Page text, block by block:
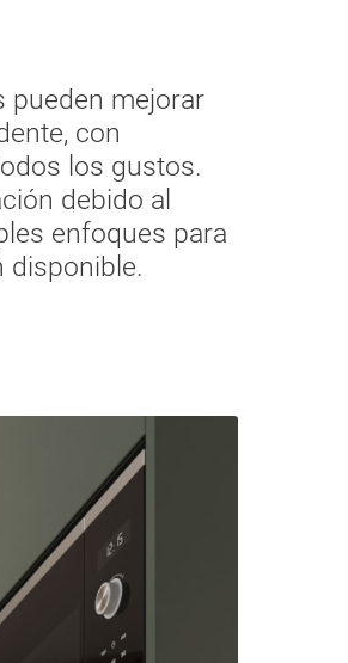
pueden mejorar
con
los gustos.
debido al
enfoques para
disponible.